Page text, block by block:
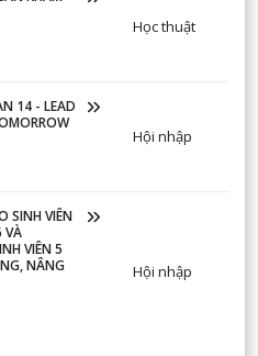
Học thuật
14 - LEAD
Hội nhập
SINH VIÊN
VÀ
VIÊN 5
NÂNG
Hội nhập